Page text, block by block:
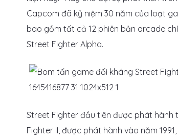
Capcom đã kỷ niệm 30 năm của loạt
bao gồm tất cả 12 phiên bản arcade
Street Fighter Alpha.
Street Fighter đầu tiên được phát hành
Fighter II, được phát hành vào năm